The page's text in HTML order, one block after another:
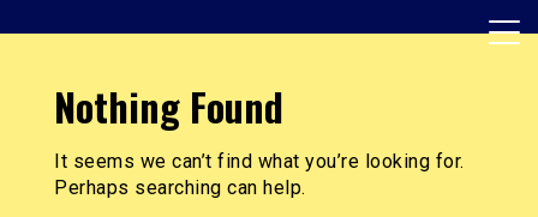
to
ZŠ Burešova
Nothing Found
It seems we can’t find what you’re looking for.
Perhaps searching can help.